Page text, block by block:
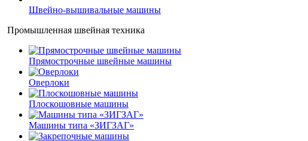
Швейно-вышивальные машины
Промышленная швейная техника
Прямострочные швейные машины
Оверлоки
Плоскошовные машины
Машины типа «ЗИГЗАГ»